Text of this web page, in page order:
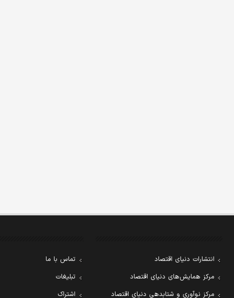
انتشارات دنیای اقتصاد
مرکز همایش‌های دنیای اقتصاد
مرکز نوآوری و شتابدهی دنیای اقتصاد
تماس با ما
تبلیغات
اشتراک